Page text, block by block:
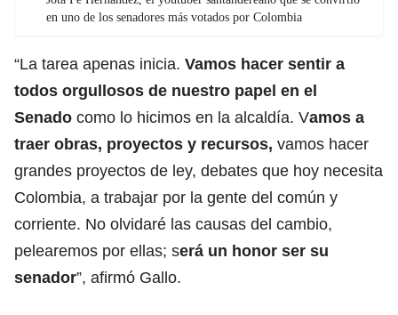
en uno de los senadores más votados por Colombia
“La tarea apenas inicia. Vamos hacer sentir a
todos orgullosos de nuestro papel en el
Senado como lo hicimos en la alcaldía. Vamos a
traer obras, proyectos y recursos, vamos hacer
grandes proyectos de ley, debates que hoy necesita
Colombia, a trabajar por la gente del común y
corriente. No olvidaré las causas del cambio,
pelearemos por ellas; será un honor ser su
senador”, afirmó Gallo.